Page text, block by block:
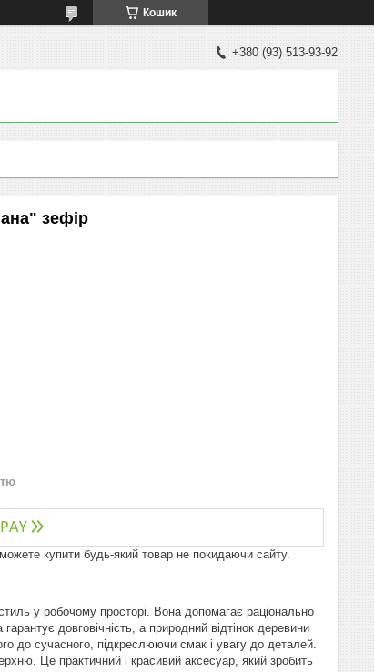
Кошик
+380 (93) 513-93-92
зефір
купити будь-який товар не покидаючи сайту.
у робочому просторі. Вона допомагає раціонально
довговічність, а природний відтінок деревини
до сучасного, підкреслюючи смак і увагу до деталей.
Це практичний і красивий аксесуар, який зробить